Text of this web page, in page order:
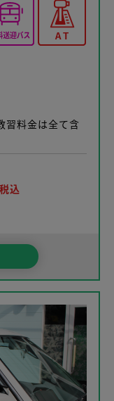
習料金は全て含
税込